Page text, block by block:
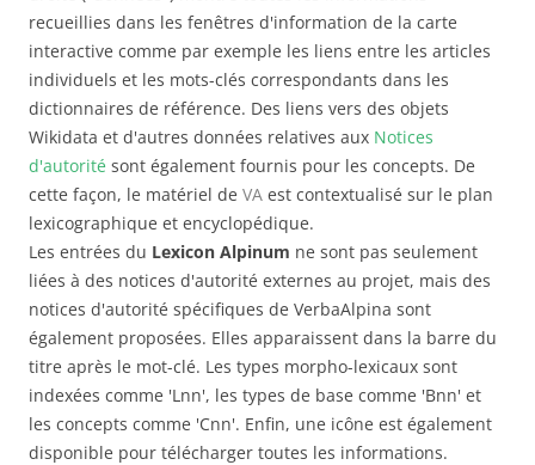
recueillies dans les fenêtres d'information de la carte
interactive comme par exemple les liens entre les articles
individuels et les mots-clés correspondants dans les
dictionnaires de référence. Des liens vers des objets
Wikidata et d'autres données relatives aux Notices
d'autorité sont également fournis pour les concepts. De
cette façon, le matériel de VA est contextualisé sur le plan
lexicographique et encyclopédique.
Les entrées du Lexicon Alpinum ne sont pas seulement
liées à des notices d'autorité externes au projet, mais des
notices d'autorité spécifiques de VerbaAlpina sont
également proposées. Elles apparaissent dans la barre du
titre après le mot-clé. Les types morpho-lexicaux sont
indexées comme 'Lnn', les types de base comme 'Bnn' et
les concepts comme 'Cnn'. Enfin, une icône est également
disponible pour télécharger toutes les informations.